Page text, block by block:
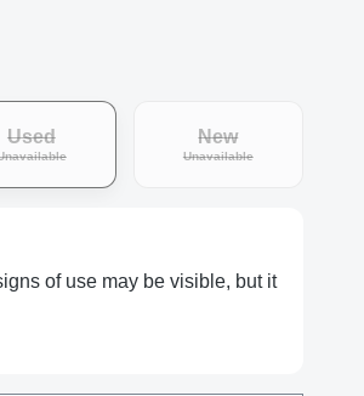
unavailable.)
Used
(This option is currently unavailable.)
New
Unavailable(This option is
of use may be visible, but it